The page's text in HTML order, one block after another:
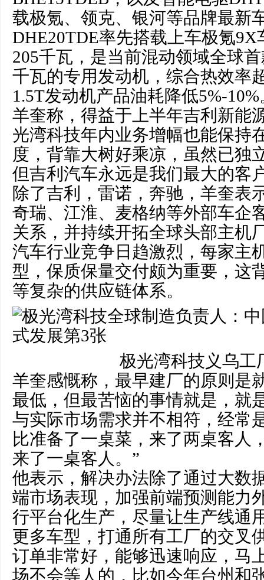
载极氪、领克、银河等品牌最新
DHE20TDE率先搭载上车极氪
205千瓦，是当前混动领域全球
千瓦的专用发动机，综合热效率
1.5T发动机产品油耗降低5%-10%
羊奎称，得益于上半年吉利新能
光湾科技年内业务增幅也能保持
度，背靠大树好乘凉，虽然已独
但吉利汽车永远是我们最大的客
除了吉利，雷诺，奔驰，羊奎表
奇瑞、江淮、麦格纳等外部车企
关系，并持续开拓全球头部主机
汽车行业竞争日趋激烈，每家主
型，保质保量交付颇为重要，这
等复杂的供应链体系。
极光湾科技义乌工
羊奎感慨称，最早建厂的原则是
最低，但最苦恼的事情就是，就
与实际市场需求并不相符，经常
比准备了一桌菜，来了两桌客人
来了一桌客人。”
他表示，解决办法除了通过大数
端市场表现，加强前端预测能力
行平台化生产，尽量让生产线通
更多车型，打通所有工厂的交叉
订单非常好，能够迅速响应，马
场不会等人的，比如今年台州和